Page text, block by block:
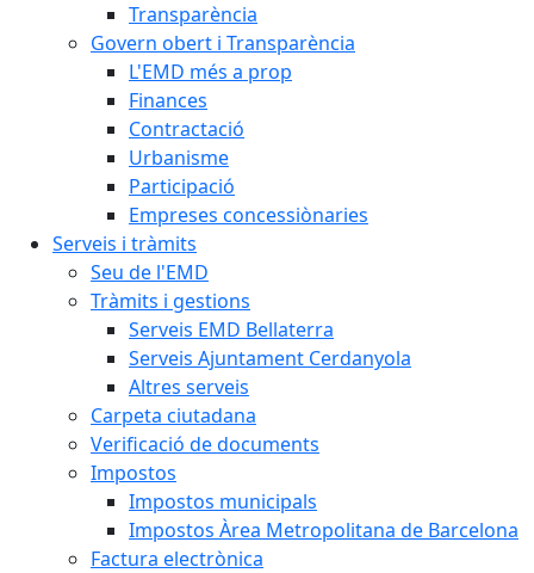
Transparència
Govern obert i Transparència
L'EMD més a prop
Finances
Contractació
Urbanisme
Participació
Empreses concessiònaries
Serveis i tràmits
Seu de l'EMD
Tràmits i gestions
Serveis EMD Bellaterra
Serveis Ajuntament Cerdanyola
Altres serveis
Carpeta ciutadana
Verificació de documents
Impostos
Impostos municipals
Impostos Àrea Metropolitana de Barcelona
Factura electrònica